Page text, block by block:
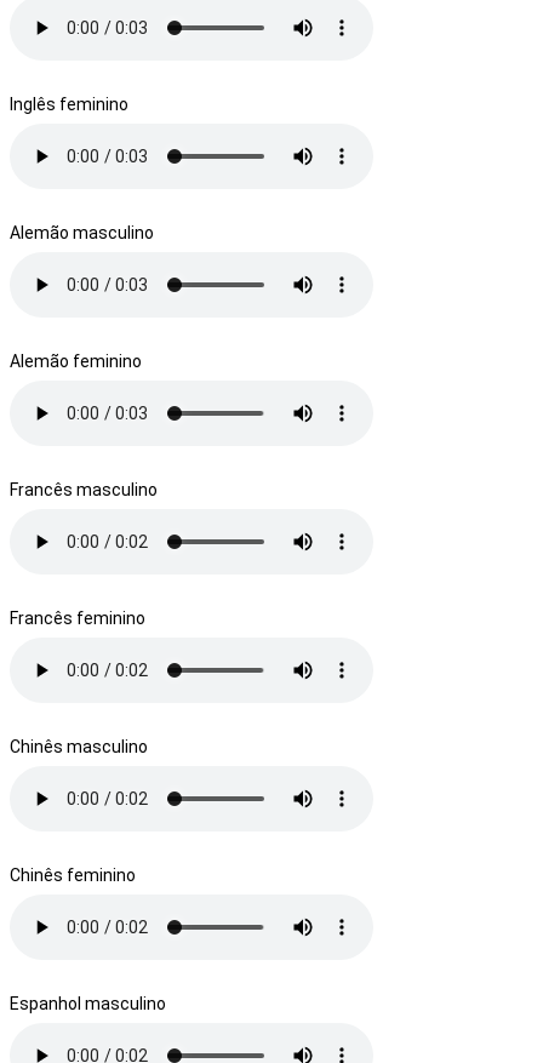
Inglês feminino
Alemão masculino
Alemão feminino
Francês masculino
Francês feminino
Chinês masculino
Chinês feminino
Espanhol masculino